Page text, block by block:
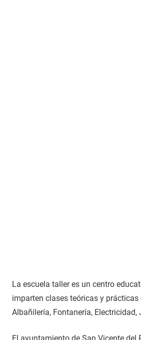
La escuela taller es un centro
imparten clases teóricas y
Albañilería, Fontanería, Electricidad,